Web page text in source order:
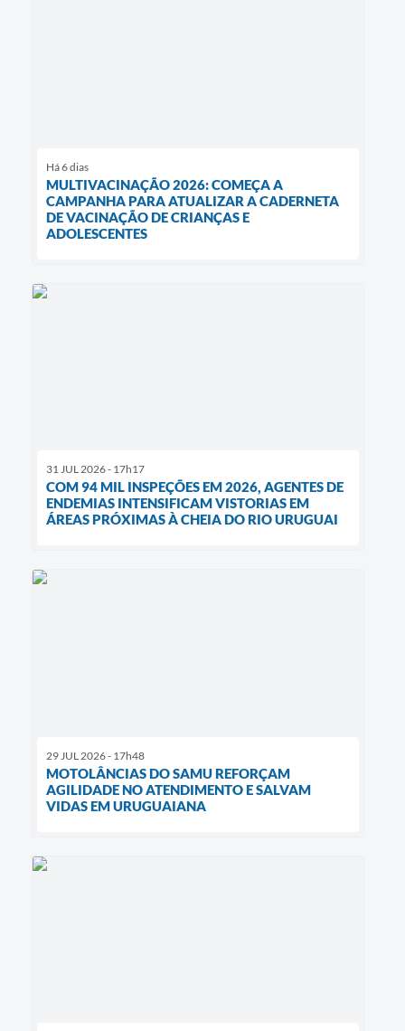
Há 6 dias
MULTIVACINAÇÃO 2026: COMEÇA A
CAMPANHA PARA ATUALIZAR A CADERNETA
DE VACINAÇÃO DE CRIANÇAS E
ADOLESCENTES
31 JUL 2026 - 17h17
COM 94 MIL INSPEÇÕES EM 2026, AGENTES DE
ENDEMIAS INTENSIFICAM VISTORIAS EM
ÁREAS PRÓXIMAS À CHEIA DO RIO URUGUAI
29 JUL 2026 - 17h48
MOTOLÂNCIAS DO SAMU REFORÇAM
AGILIDADE NO ATENDIMENTO E SALVAM
VIDAS EM URUGUAIANA